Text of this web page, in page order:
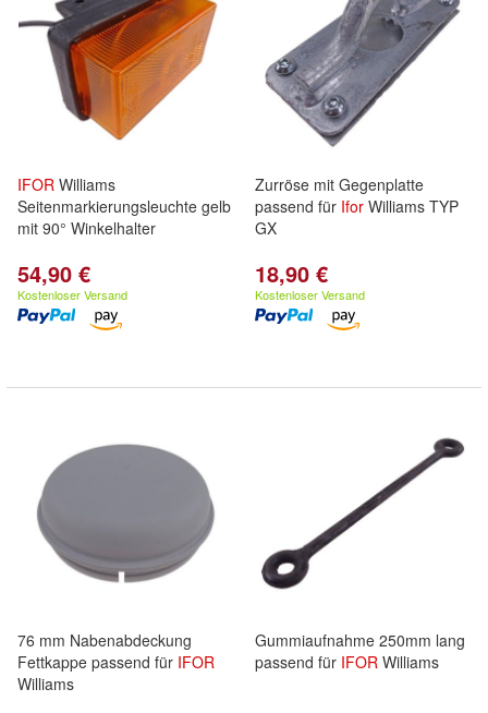
IFOR Williams
Seitenmarkierungsleuchte gelb
mit 90° Winkelhalter
54,90 €
Kostenloser Versand
Zurröse mit Gegenplatte
passend für Ifor Williams TYP
GX
18,90 €
Kostenloser Versand
76 mm Nabenabdeckung
Fettkappe passend für IFOR
Williams
Gummiaufnahme 250mm lang
passend für IFOR Williams